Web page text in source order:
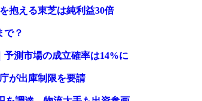
抱える東芝は純利益30倍
で？
測市場の成立確率は14%に
が出庫制限を要請